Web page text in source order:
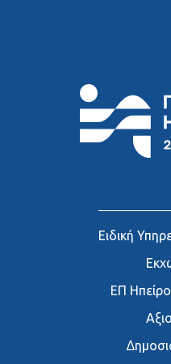
Ειδική
ΕΠ